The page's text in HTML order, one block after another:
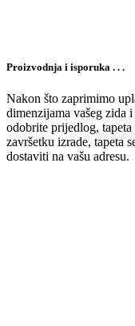
Proizvodnja i isporuka . . .
Nakon što zaprimimo
dimenzijama vašeg zida
odobrite prijedlog,
završetku izrade, tapeta
dostaviti na vašu adresu.